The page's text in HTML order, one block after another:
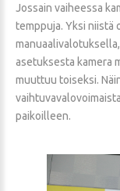
Jossain vaiheessa
temppuja. Yksi niistä
asetuksesta kamera
muuttuu toiseksi.
paikoilleen.